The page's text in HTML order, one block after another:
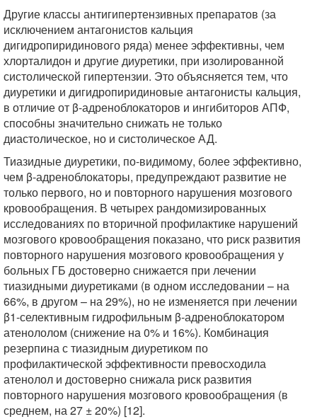
Другие классы антигипертензивных препаратов (за
исключением антагонистов кальция
дигидропиридинового ряда) менее эффективны, чем
хлорталидон и другие диуретики, при изолированной
систолической гипертензии. Это объясняется тем, что
диуретики и дигидропиридиновые антагонисты кальция,
в отличие от β-адреноблокаторов и ингибиторов АПФ,
способны значительно снижать не только
диастолическое, но и систолическое АД.
Тиазидные диуретики, по-видимому, более эффективно,
чем β-адреноблокаторы, предупреждают развитие не
только первого, но и повторного нарушения мозгового
кровообращения. В четырех рандомизированных
исследованиях по вторичной профилактике нарушений
мозгового кровообращения показано, что риск развития
повторного нарушения мозгового кровообращения у
больных ГБ достоверно снижается при лечении
тиазидными диуретиками (в одном исследовании – на
66%, в другом – на 29%), но не изменяется при лечении
β1-селективным гидрофильным β-адреноблокатором
атенололом (снижение на 0% и 16%). Комбинация
резерпина с тиазидным диуретиком по
профилактической эффективности превосходила
атенолол и достоверно снижала риск развития
повторного нарушения мозгового кровообращения (в
среднем, на 27 ± 20%) [12].